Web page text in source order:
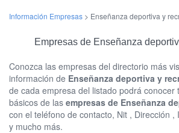
Información Empresas > Enseñanza deportiva y
Empresas de Enseñanza
Conozca las empresas del directorio más
información de Enseñanza deportiva y
de cada empresa del listado podrá conocer
básicos de las empresas de Enseñanza
con el teléfono de contacto, Nit , Dirección ,
y mucho más.